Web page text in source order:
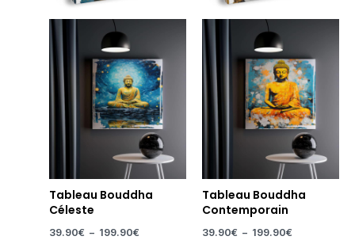
Tableau Bouddha
Céleste
39.90€ – 199.90€
Tableau Bouddha
Contemporain
39.90€ – 199.90€